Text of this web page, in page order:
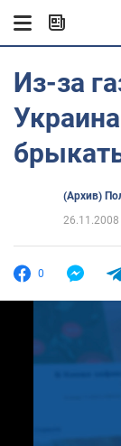
Из-за
(Архив)
26.11.2008
0